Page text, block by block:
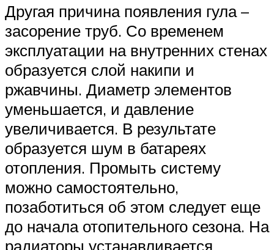
Другая причина появления гула –
засорение труб. Со временем
эксплуатации на внутренних стенах
образуется слой накипи и
ржавчины. Диаметр элементов
уменьшается, и давление
увеличивается. В результате
образуется шум в батареях
отопления. Промыть систему
можно самостоятельно,
позаботиться об этом следует еще
до начала отопительного сезона. На
радиаторы устанавливается